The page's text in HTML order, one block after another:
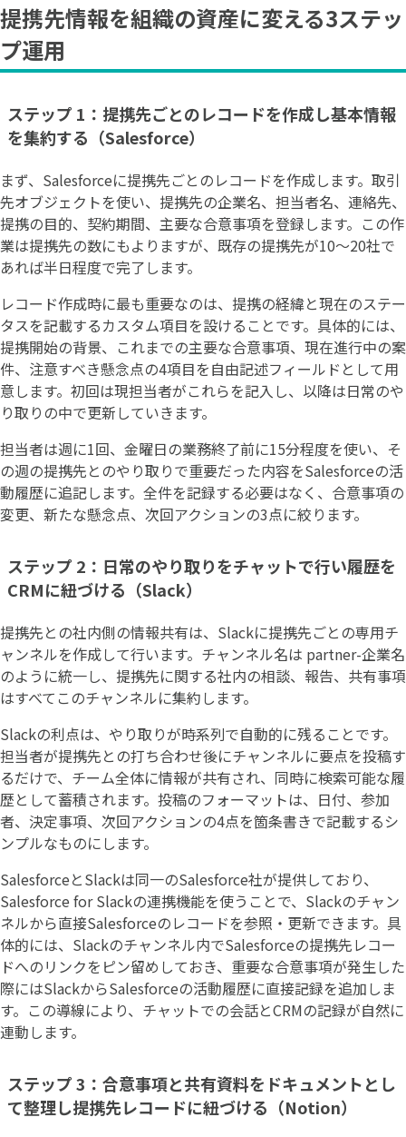
提携先情報を組織の資産に変える3ステッ
プ運用
ステップ 1：提携先ごとのレコードを作成し基本情報
を集約する（Salesforce）
まず、Salesforceに提携先ごとのレコードを作成します。取引
先オブジェクトを使い、提携先の企業名、担当者名、連絡先、
提携の目的、契約期間、主要な合意事項を登録します。この作
業は提携先の数にもよりますが、既存の提携先が10〜20社で
あれば半日程度で完了します。
レコード作成時に最も重要なのは、提携の経緯と現在のステー
タスを記載するカスタム項目を設けることです。具体的には、
提携開始の背景、これまでの主要な合意事項、現在進行中の案
件、注意すべき懸念点の4項目を自由記述フィールドとして用
意します。初回は現担当者がこれらを記入し、以降は日常のや
り取りの中で更新していきます。
担当者は週に1回、金曜日の業務終了前に15分程度を使い、そ
の週の提携先とのやり取りで重要だった内容をSalesforceの活
動履歴に追記します。全件を記録する必要はなく、合意事項の
変更、新たな懸念点、次回アクションの3点に絞ります。
ステップ 2：日常のやり取りをチャットで行い履歴を
CRMに紐づける（Slack）
提携先との社内側の情報共有は、Slackに提携先ごとの専用チ
ャンネルを作成して行います。チャンネル名は partner-企業名
のように統一し、提携先に関する社内の相談、報告、共有事項
はすべてこのチャンネルに集約します。
Slackの利点は、やり取りが時系列で自動的に残ることです。
担当者が提携先との打ち合わせ後にチャンネルに要点を投稿す
るだけで、チーム全体に情報が共有され、同時に検索可能な履
歴として蓄積されます。投稿のフォーマットは、日付、参加
者、決定事項、次回アクションの4点を箇条書きで記載するシ
ンプルなものにします。
SalesforceとSlackは同一のSalesforce社が提供しており、
Salesforce for Slackの連携機能を使うことで、Slackのチャン
ネルから直接Salesforceのレコードを参照・更新できます。具
体的には、Slackのチャンネル内でSalesforceの提携先レコー
ドへのリンクをピン留めしておき、重要な合意事項が発生した
際にはSlackからSalesforceの活動履歴に直接記録を追加しま
す。この導線により、チャットでの会話とCRMの記録が自然に
連動します。
ステップ 3：合意事項と共有資料をドキュメントとし
て整理し提携先レコードに紐づける（Notion）